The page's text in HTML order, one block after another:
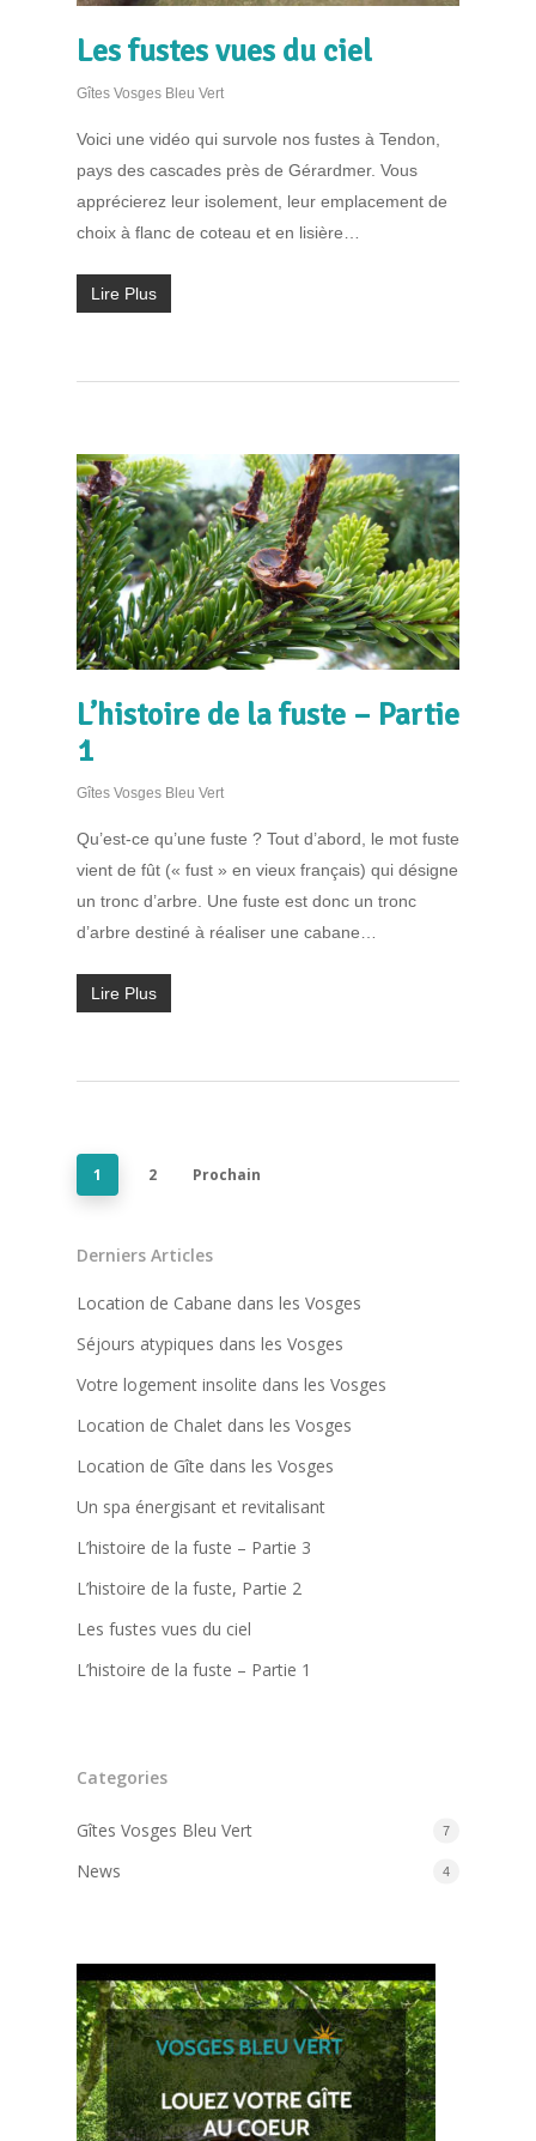
Les fustes vues du ciel
Gîtes Vosges Bleu Vert
Voici une vidéo qui survole nos fustes à Tendon,
pays des cascades près de Gérardmer. Vous
apprécierez leur isolement, leur emplacement de
choix à flanc de coteau et en lisière…
Lire Plus
L’histoire de la fuste – Partie
1
Gîtes Vosges Bleu Vert
Qu’est-ce qu’une fuste ? Tout d’abord, le mot fuste
vient de fût (« fust » en vieux français) qui désigne
un tronc d’arbre. Une fuste est donc un tronc
d’arbre destiné à réaliser une cabane…
Lire Plus
1 2 Prochain
Derniers Articles
Location de Cabane dans les Vosges
Séjours atypiques dans les Vosges
Votre logement insolite dans les Vosges
Location de Chalet dans les Vosges
Location de Gîte dans les Vosges
Un spa énergisant et revitalisant
L’histoire de la fuste – Partie 3
L’histoire de la fuste, Partie 2
Les fustes vues du ciel
L’histoire de la fuste – Partie 1
Categories
Gîtes Vosges Bleu Vert 7
News 4